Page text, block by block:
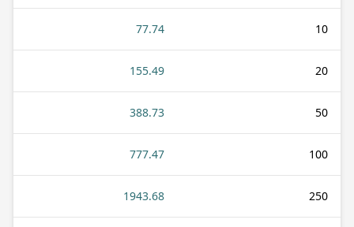
10
77.74
20
155.49
50
388.73
100
777.47
250
1943.68